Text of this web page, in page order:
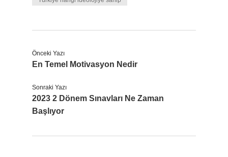
Önceki Yazı
En Temel Motivasyon Nedir
Sonraki Yazı
2023 2 Dönem Sınavları Ne Zaman
Başlıyor